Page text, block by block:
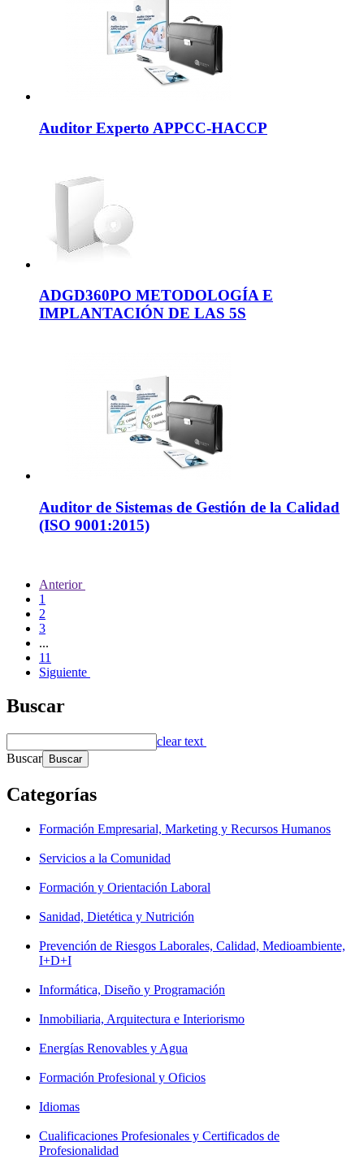
Auditor Experto APPCC-HACCP
ADGD360PO METODOLOGÍA E
IMPLANTACIÓN DE LAS 5S
Auditor de Sistemas de Gestión de la Calidad
(ISO 9001:2015)
Anterior
1
2
3
...
11
Siguiente
Buscar
clear text
Buscar
Categorías
Formación Empresarial, Marketing y Recursos Humanos
Servicios a la Comunidad
Formación y Orientación Laboral
Sanidad, Dietética y Nutrición
Prevención de Riesgos Laborales, Calidad, Medioambiente,
I+D+I
Informática, Diseño y Programación
Inmobiliaria, Arquitectura e Interiorismo
Energías Renovables y Agua
Formación Profesional y Oficios
Idiomas
Cualificaciones Profesionales y Certificados de
Profesionalidad